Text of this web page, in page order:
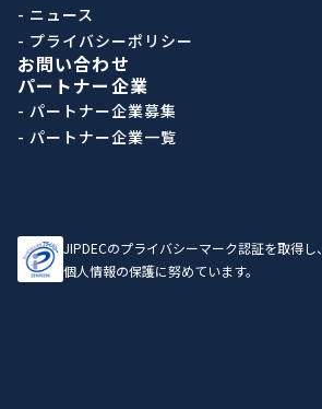
- ニュース
- プライバシーポリシー
お問い合わせ
パートナー企業
- パートナー企業募集
- パートナー企業一覧
JIPDECのプライバシーマーク認証を取得し、
個人情報の保護に努めています。